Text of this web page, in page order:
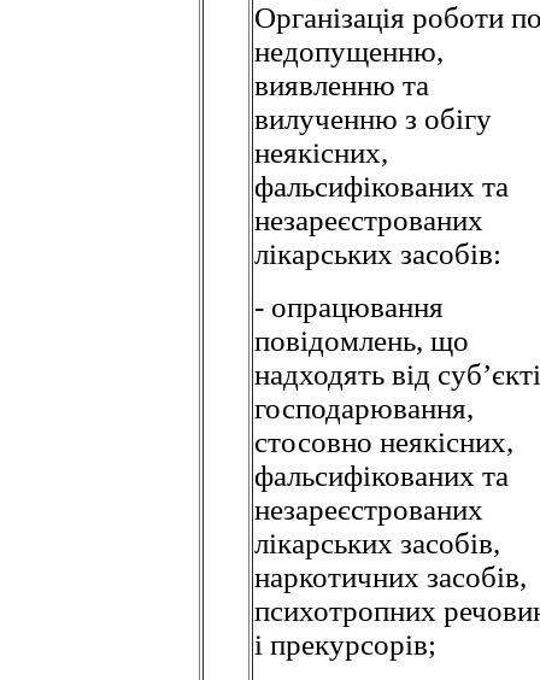
Організація роботи
недопущенню,
виявленню та
вилученню з обігу
неякісних,
фальсифікованих та
незареєстрованих
лікарських засобів:
- опрацювання
повідомлень, що
надходять від
господарювання,
стосовно неякісних,
фальсифікованих та
незареєстрованих
лікарських засобів,
наркотичних засобів,
психотропних
і прекурсорів;